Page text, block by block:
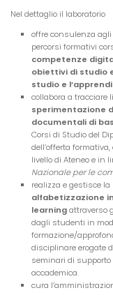
Nel dettaglio il laboratorio
offre consulenza
percorsi formativi
competenze
obiettivi di studio
studio e
collabora a tracciare
sperimentazione
documentali di
Corsi di Studio del
dell’offerta
livello di Ateneo e in
Nazionale per le
realizza e gestisce
alfabetizzazione
learningattraverso
dagli studenti in
formazione/
disciplinare erogate
seminari di
accademica.
cura